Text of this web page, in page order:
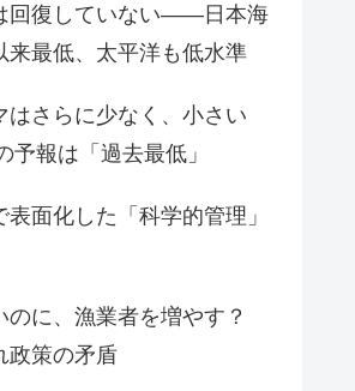
回復していない――日本海
来最低、太平洋も低水準
はさらに少なく、小さい
報は「過去最低」
表面化した「科学的管理」
のに、漁業者を増やす？
政策の矛盾